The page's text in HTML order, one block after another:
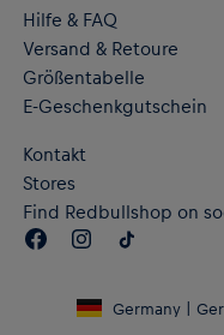
Flaches, authentisches
RE:FIBRE
Textilabfällen und
dryCELL
Körper ab und hält
Material: 100 %
Hilfe & FAQ
Versand & Retoure
Größentabelle
E-Geschenkgutschein
Kontakt
Stores
Find Redbullshop on
Germany |